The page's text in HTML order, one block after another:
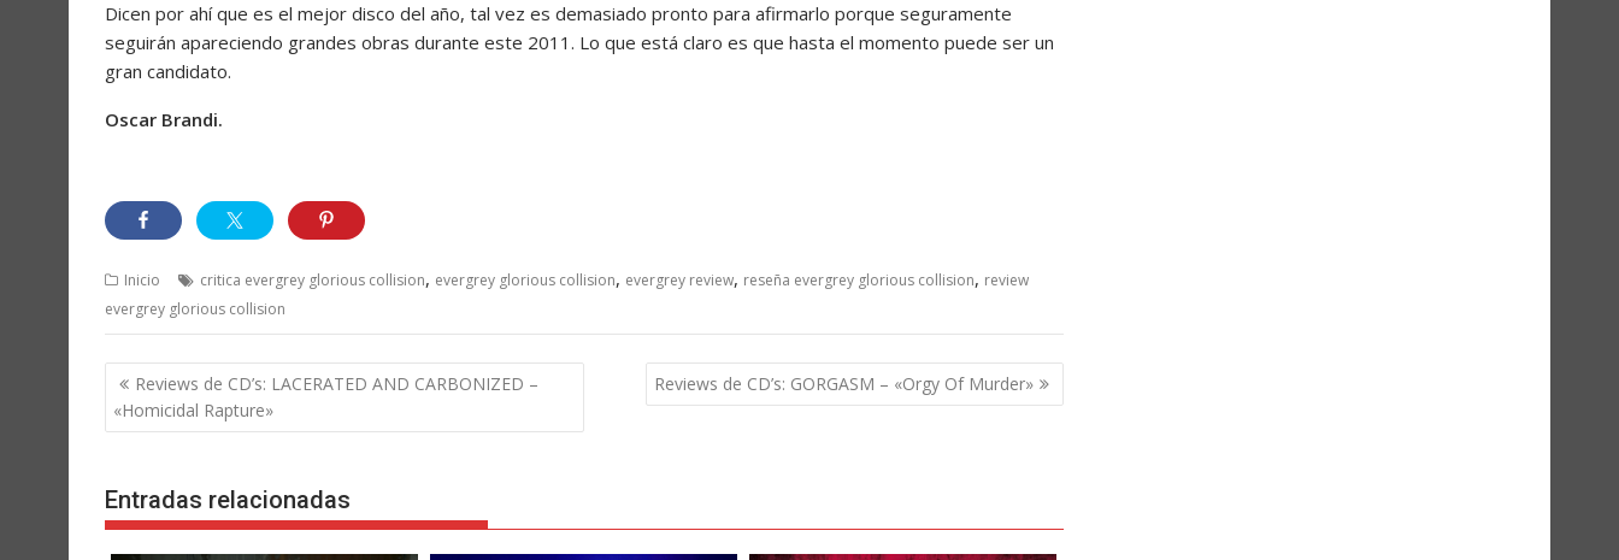
Dicen por ahí que es el mejor disco del año, tal vez es demasiado pronto para afirmarlo porque seguramente
seguirán apareciendo grandes obras durante este 2011. Lo que está claro es que hasta el momento puede ser un
gran candidato.
Oscar Brandi.
Inicio critica evergrey glorious collision, evergrey glorious collision, evergrey review, reseña evergrey glorious collision, review
evergrey glorious collision
Navegación
de
entradas
Reviews de CD’s: LACERATED AND CARBONIZED –
«Homicidal Rapture»
Reviews de CD’s: GORGASM – «Orgy Of Murder»
Entradas relacionadas